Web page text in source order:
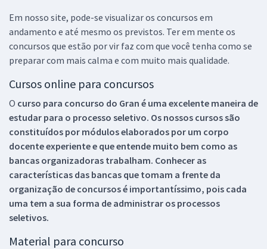
Em nosso site, pode-se visualizar os concursos em
andamento e até mesmo os previstos. Ter em mente os
concursos que estão por vir faz com que você tenha como se
preparar com mais calma e com muito mais qualidade.
Cursos online para concursos
O curso para concurso do Gran é uma excelente maneira de
estudar para o processo seletivo. Os nossos cursos são
constituídos por módulos elaborados por um corpo
docente experiente e que entende muito bem como as
bancas organizadoras trabalham. Conhecer as
características das bancas que tomam a frente da
organização de concursos é importantíssimo, pois cada
uma tem a sua forma de administrar os processos
seletivos.
Material para concurso